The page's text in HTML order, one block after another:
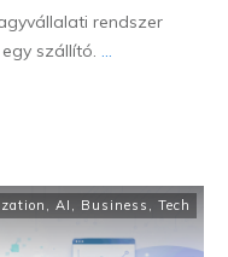
rendszer
szállító. ...
AI Business Tech